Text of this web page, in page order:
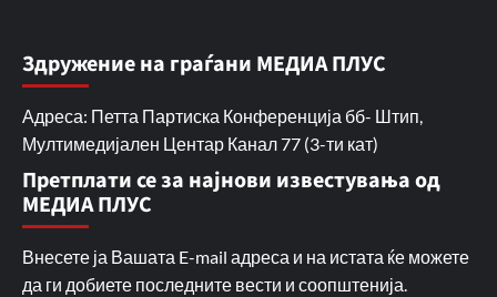
Здружение на граѓани МЕДИА ПЛУС
Адреса: Петта Партиска Конференција бб- Штип,
Мултимедијален Центар Канал 77 (3-ти кат)
Претплати се за најнови известувања од
МЕДИА ПЛУС
Внесете ја Вашата E-mail адреса и на истата ќе можете
да ги добиете последните вести и соопштенија.